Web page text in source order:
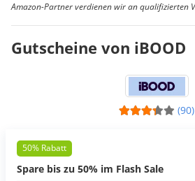
Amazon-Partner verdienen wir an qualifizierten
Gutscheine von iBOOD
(90)
50% Rabatt
Spare bis zu 50% im Flash Sale